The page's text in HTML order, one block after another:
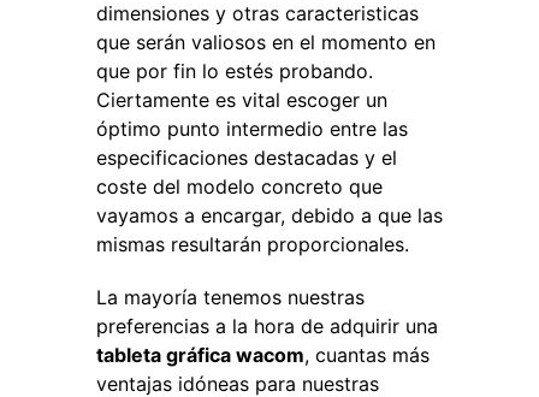
dimensiones y otras caracteristicas
que serán valiosos en el momento en
que por fin lo estés probando.
Ciertamente es vital escoger un
óptimo punto intermedio entre las
especificaciones destacadas y el
coste del modelo concreto que
vayamos a encargar, debido a que las
mismas resultarán proporcionales.
La mayoría tenemos nuestras
preferencias a la hora de adquirir una
tableta gráfica wacom, cuantas más
ventajas idóneas para nuestras